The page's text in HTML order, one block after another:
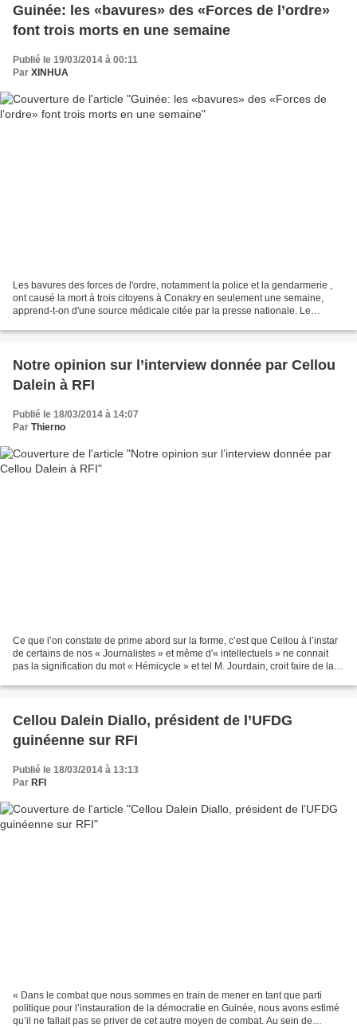
Guinée: les «bavures» des «Forces de l’ordre»
font trois morts en une semaine
Publié le 19/03/2014 à 00:11
Par XINHUA
Les bavures des forces de l'ordre, notamment la police et la gendarmerie ,
ont causé la mort à trois citoyens à Conakry en seulement une semaine,
apprend-t-on d'une source médicale citée par la presse nationale. Le
Notre opinion sur l’interview donnée par Cellou
Dalein à RFI
Publié le 18/03/2014 à 14:07
Par Thierno
Ce que l’on constate de prime abord sur la forme, c’est que Cellou à l’instar
de certains de nos « Journalistes » et même d'« intellectuels » ne connait
pas la signification du mot « Hémicycle » et tel M. Jourdain, croit faire de la
Cellou Dalein Diallo, président de l’UFDG
guinéenne sur RFI
Publié le 18/03/2014 à 13:13
Par RFI
« Dans le combat que nous sommes en train de mener en tant que parti
politique pour l’instauration de la démocratie en Guinée, nous avons estimé
qu’il ne fallait pas se priver de cet autre moyen de combat. Au sein de